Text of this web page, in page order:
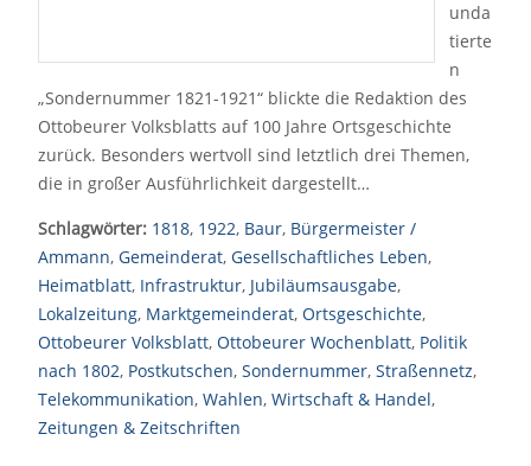
unda
tierte
n
„Sondernummer 1821-1921“ blickte die Redaktion des
Ottobeurer Volksblatts auf 100 Jahre Ortsgeschichte
zurück. Besonders wertvoll sind letztlich drei Themen,
die in großer Ausführlichkeit dargestellt…
Schlagwörter: 1818, 1922, Baur, Bürgermeister /
Ammann, Gemeinderat, Gesellschaftliches Leben,
Heimatblatt, Infrastruktur, Jubiläumsausgabe,
Lokalzeitung, Marktgemeinderat, Ortsgeschichte,
Ottobeurer Volksblatt, Ottobeurer Wochenblatt, Politik
nach 1802, Postkutschen, Sondernummer, Straßennetz,
Telekommunikation, Wahlen, Wirtschaft & Handel,
Zeitungen & Zeitschriften